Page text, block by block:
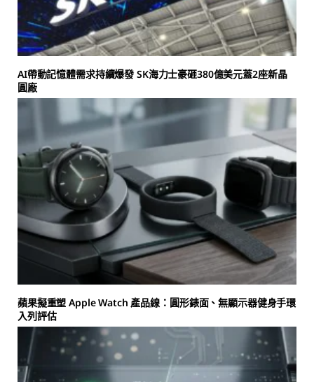
AI帶動記憶體需求持續爆發 SK海力士豪砸380億美元蓋2座新晶
圓廠
蘋果擬重塑 Apple Watch 產品線：圓形錶面、無顯示器健身手環
入列評估